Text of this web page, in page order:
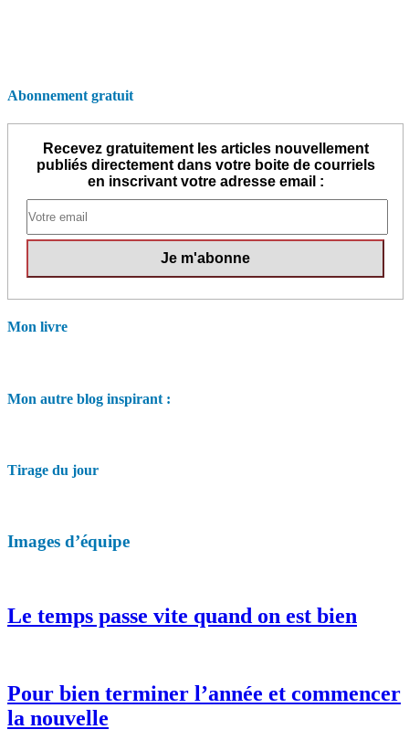
Abonnement gratuit
Recevez gratuitement les articles nouvellement
publiés directement dans votre boite de courriels
en inscrivant votre adresse email :
Mon livre
Mon autre blog inspirant :
Tirage du jour
Images d’équipe
Le temps passe vite quand on est bien
Pour bien terminer l’année et commencer
la nouvelle